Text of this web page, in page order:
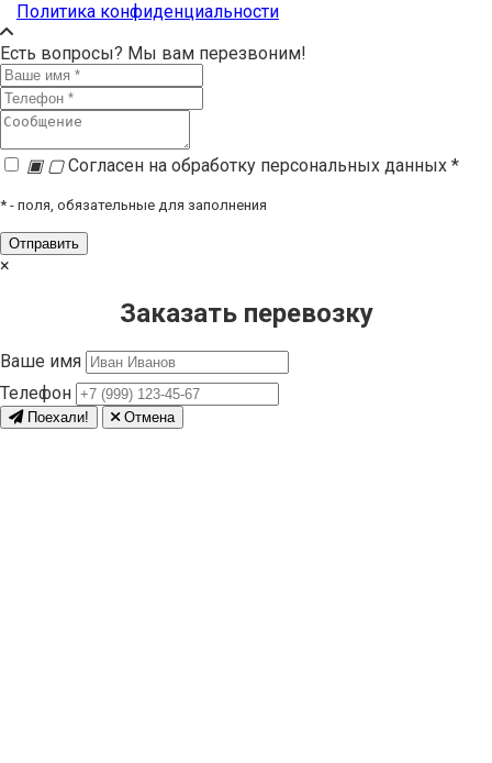
Политика конфиденциальности
Есть вопросы? Мы вам перезвоним!
▣ ▢Согласен на обработку персональных данных *
* - поля, обязательные для заполнения
×
Заказать перевозку
Ваше имя
Телефон
Поехали! Отмена